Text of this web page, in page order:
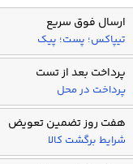
ارسال فوق سریع
تیپاکس؛ پست؛ پیک
پرداخت بعد از تست
پرداخت در محل
هفت روز تضمین تعویض
شرایط برگشت کالا